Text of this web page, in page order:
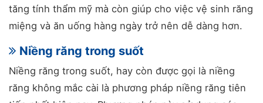
tăng tính thẩm mỹ mà còn giúp cho việc vệ sinh răng
miệng và ăn uống hàng ngày trở nên dễ dàng hơn.
Niềng răng trong suốt
Niềng răng trong suốt, hay còn được gọi là niềng
răng không mắc cài là phương pháp niềng răng tiên